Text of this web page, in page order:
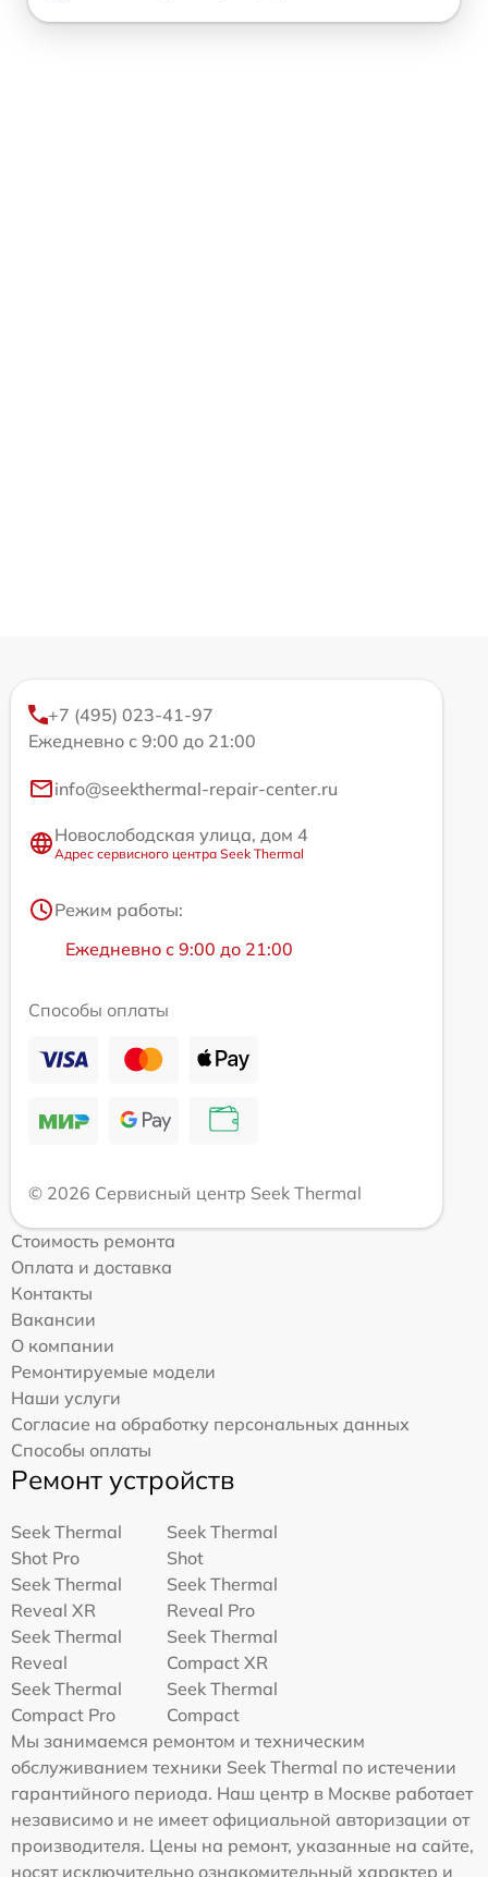
+7 (495) 023-41-97
Ежедневно с 9:00 до 21:00
info@seekthermal-repair-center.ru
Новослободская улица, дом 4
Адрес сервисного центра Seek Thermal
Режим работы:
Ежедневно с 9:00 до 21:00
Способы оплаты
© 2026 Сервисный центр Seek Thermal
Стоимость ремонта
Оплата и доставка
Контакты
Вакансии
О компании
Ремонтируемые модели
Наши услуги
Согласие на обработку персональных данных
Способы оплаты
Ремонт устройств
Seek Thermal
Shot Pro
Seek Thermal
Shot
Seek Thermal
Reveal XR
Seek Thermal
Reveal Pro
Seek Thermal
Reveal
Seek Thermal
Compact XR
Seek Thermal
Compact Pro
Seek Thermal
Compact
Мы занимаемся ремонтом и техническим
обслуживанием техники Seek Thermal по истечении
гарантийного периода. Наш центр в Москве работает
независимо и не имеет официальной авторизации от
производителя. Цены на ремонт, указанные на сайте,
носят исключительно ознакомительный характер и